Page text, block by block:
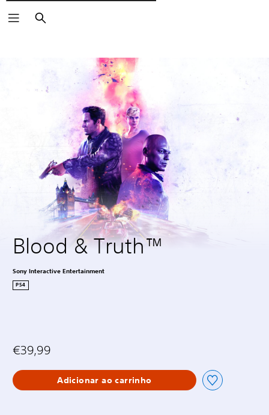
Pesquisar
Blood & Truth™
Sony Interactive Entertainment
PS4
€39,99
Adicionar ao carrinho